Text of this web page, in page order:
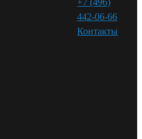
442-06-66
Контакты⁠